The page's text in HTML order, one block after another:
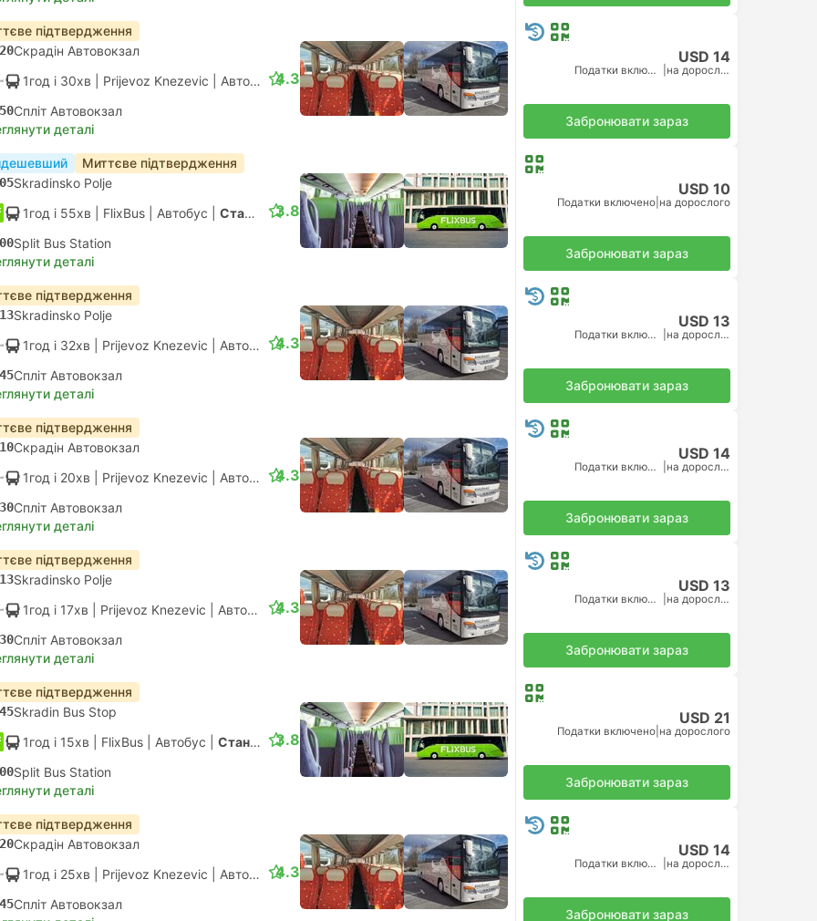
підтвердження
Скрадін Автовокзал
1год і 30хв | Prijevoz Knezevic Автобус |Стандарт АС
Спліт Автовокзал
4.3
деталі
USD 14
Податки включено на дорослого
Забронювати зараз
Миттєве підтвердження
Skradinsko Polje
1год і 55хв | FlixBus Автобус Стандарт
Split Bus Station
3.8
деталі
USD 10
Податки включено на дорослого
Забронювати зараз
підтвердження
Skradinsko Polje
1год і 32хв | Prijevoz Knezevic Автобус |Стандарт АС
Спліт Автовокзал
4.3
деталі
USD 13
Податки включено на дорослого
Забронювати зараз
підтвердження
Скрадін Автовокзал
1год і 20хв | Prijevoz Knezevic Автобус |Стандарт АС
Спліт Автовокзал
4.3
деталі
USD 14
Податки включено на дорослого
Забронювати зараз
підтвердження
Skradinsko Polje
1год і 17хв | Prijevoz Knezevic Автобус |Стандарт АС
Спліт Автовокзал
4.3
деталі
USD 13
Податки включено на дорослого
Забронювати зараз
підтвердження
Skradin Bus Stop
1год і 15хв | FlixBus Автобус Стандарт
Split Bus Station
3.8
деталі
USD 21
Податки включено на дорослого
Забронювати зараз
підтвердження
Скрадін Автовокзал
1год і 25хв | Prijevoz Knezevic Автобус |Стандарт АС
Спліт Автовокзал
4.3
USD 14
Податки включено на дорослого
Забронювати зараз